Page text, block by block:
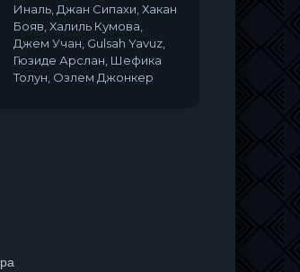
Иналь, Джан Сипахи, Хакан
Бояв, Халиль Кумова,
Джем Учан, Gulsah Yavuz,
Гюзиде Арслан, Шефика
Толун, Озлем Джонкер